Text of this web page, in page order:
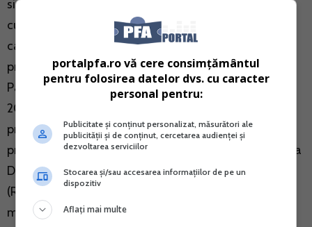
si combatere a evaziunii fiscale, ANAF prelucreaza
curent date cu
caracter personal cu respectarea intocmai a
prevederilor Regulamentului (UE) 2016/679 al
Parlamentului European si al Consiliului din 27 aprilie
2016 privind protectia persoanelor fizice in ceea ce
priveste prelucrarea datelor cu caracter personal si
privind libera circulatie a acestor date si de abrogare a
Directivei 95/46/CE
(Regulamentul general privind protectia datelor), cu
modificarile ulterioare.
portalpfa.ro vă cere consimțământul
pentru folosirea datelor dvs. cu caracter
personal pentru:
Publicitate și conținut personalizat, măsurători ale
publicității și de conținut, cercetarea audienței și
dezvoltarea serviciilor
Stocarea și/sau accesarea informațiilor de pe un
dispozitiv
Aflați mai multe